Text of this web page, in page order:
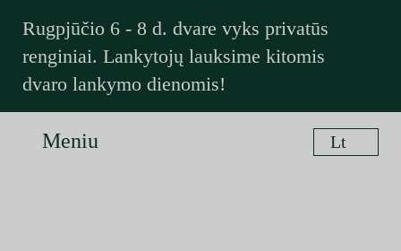
Rugpjūčio 6 - 8 d. dvare vyks privatūs
renginiai. Lankytojų lauksime kitomis
dvaro lankymo dienomis!
Meniu
Lt